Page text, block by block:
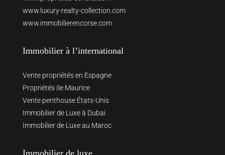
www.luxury-realty-collection.com
www.immobilierencorse.com
Immobilier à l’international
Vente propriétés en Espagne
Propriétés Ile Maurice
Vente penthouse États-Unis
Immobilier de Luxe à Dubai
Immobilier de Luxe au Maroc
Immobilier de luxe